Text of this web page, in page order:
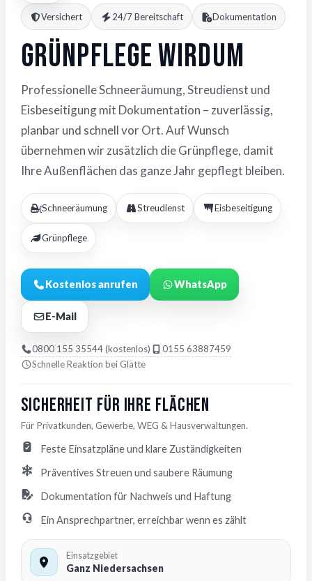
Versichert 24/7 Bereitschaft Dokumentation
Grünpflege Wirdum
Professionelle Schneeräumung, Streudienst und
Eisbeseitigung mit Dokumentation – zuverlässig,
planbar und schnell vor Ort. Auf Wunsch
übernehmen wir zusätzlich die Grünpflege, damit
Ihre Außenflächen das ganze Jahr gepflegt bleiben.
Schneeräumung Streudienst Eisbeseitigung
Grünpflege
Kostenlos anrufen WhatsApp
E-Mail
0800 155 35544 (kostenlos)
0155 63887459
Schnelle Reaktion bei Glätte
Sicherheit für Ihre Flächen
Für Privatkunden, Gewerbe, WEG & Hausverwaltungen.
Feste Einsatzpläne und klare Zuständigkeiten
Präventives Streuen und saubere Räumung
Dokumentation für Nachweis und Haftung
Ein Ansprechpartner, erreichbar wenn es zählt
Einsatzgebiet
Ganz Niedersachsen